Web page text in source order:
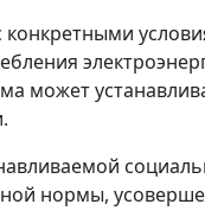
конкретными
может
нормы,